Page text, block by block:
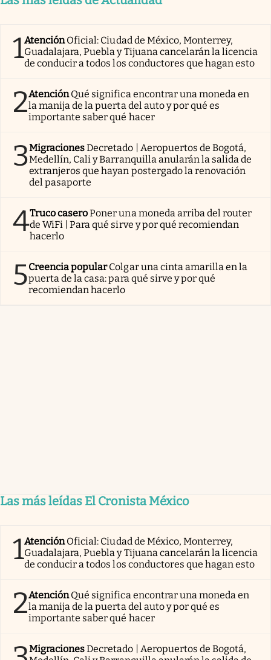
1AtenciónOficial: Ciudad de México, Monterrey,
Guadalajara, Puebla y Tijuana cancelarán la licencia
de conducir a todos los conductores que hagan esto
2AtenciónQué significa encontrar una moneda en
la manija de la puerta del auto y por qué es
importante saber qué hacer
3MigracionesDecretado | Aeropuertos de Bogotá,
Medellín, Cali y Barranquilla anularán la salida de
extranjeros que hayan postergado la renovación
del pasaporte
4Truco caseroPoner una moneda arriba del router
de WiFi | Para qué sirve y por qué recomiendan
hacerlo
5Creencia popularColgar una cinta amarilla en la
puerta de la casa: para qué sirve y por qué
recomiendan hacerlo
Las más leídas El Cronista México
1AtenciónOficial: Ciudad de México, Monterrey,
Guadalajara, Puebla y Tijuana cancelarán la licencia
de conducir a todos los conductores que hagan esto
2AtenciónQué significa encontrar una moneda en
la manija de la puerta del auto y por qué es
importante saber qué hacer
MigracionesDecretado | Aeropuertos de Bogotá,